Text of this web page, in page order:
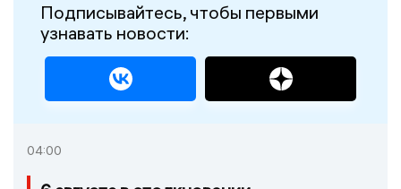
Подписывайтесь, чтобы первыми
узнавать новости:
04:00